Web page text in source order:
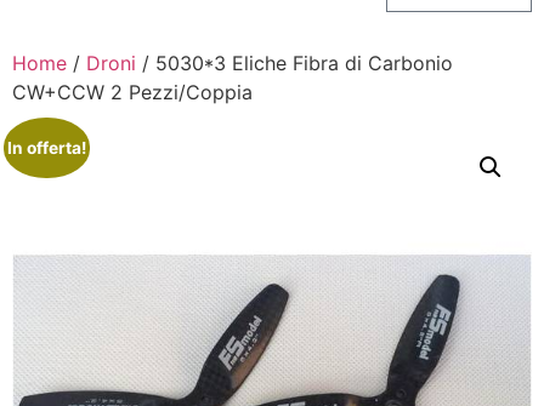
Home / Droni / 5030*3 Eliche Fibra di Carbonio
CW+CCW 2 Pezzi/Coppia
In offerta!